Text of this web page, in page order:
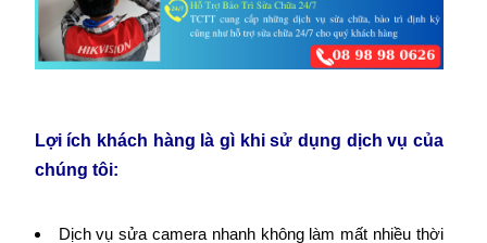
Lợi ích khách hàng là gì khi sử dụng dịch vụ của
chúng tôi:
Dịch vụ sửa camera nhanh không làm mất nhiều thời